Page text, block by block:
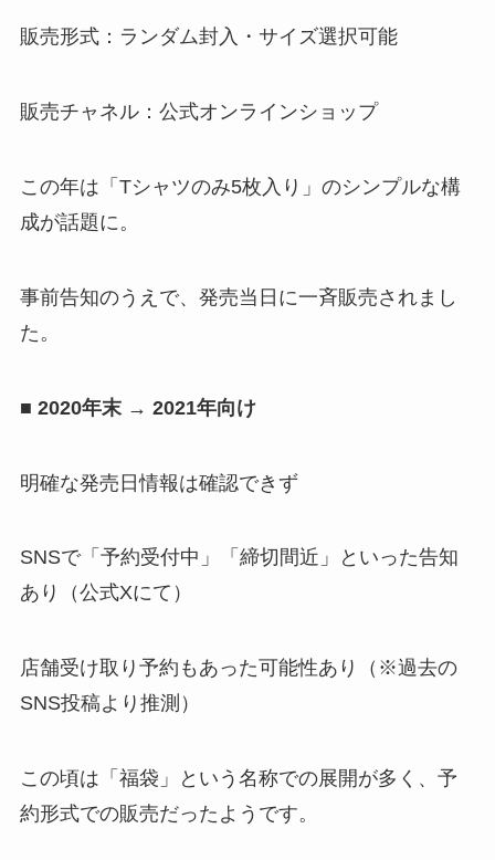
販売形式：ランダム封入・サイズ選択可能
販売チャネル：公式オンラインショップ
この年は「Tシャツのみ5枚入り」のシンプルな構
成が話題に。
事前告知のうえで、発売当日に一斉販売されまし
た。
■ 2020年末 → 2021年向け
明確な発売日情報は確認できず
SNSで「予約受付中」「締切間近」といった告知
あり（公式Xにて）
店舗受け取り予約もあった可能性あり（※過去の
SNS投稿より推測）
この頃は「福袋」という名称での展開が多く、予
約形式での販売だったようです。